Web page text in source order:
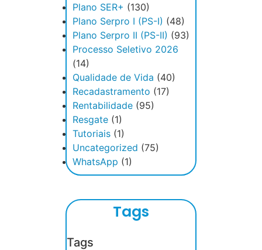
Plano SER+ (130)
Plano Serpro I (PS-I) (48)
Plano Serpro II (PS-II) (93)
Processo Seletivo 2026
(14)
Qualidade de Vida (40)
Recadastramento (17)
Rentabilidade (95)
Resgate (1)
Tutoriais (1)
Uncategorized (75)
WhatsApp (1)
Tags
Tags